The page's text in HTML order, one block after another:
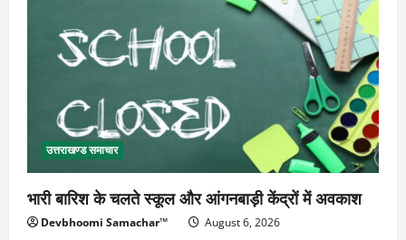
उत्तराखण्ड समाचार
भारी बारिश के चलते स्कूल और आंगनबाड़ी केंद्रों में अवकाश
Devbhoomi Samachar™ August 6, 2026